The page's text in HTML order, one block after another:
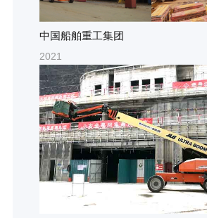
中国船舶重工集团
2021